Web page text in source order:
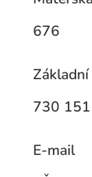
676
730
E-mail